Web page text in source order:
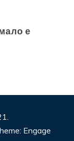
е
Engage